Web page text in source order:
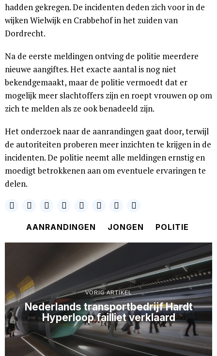
hadden gekregen. De incidenten deden zich voor in de
wijken Wielwijk en Crabbehof in het zuiden van
Dordrecht.
Na de eerste meldingen ontving de politie meerdere
nieuwe aangiftes. Het exacte aantal is nog niet
bekendgemaakt, maar de politie vermoedt dat er
mogelijk meer slachtoffers zijn en roept vrouwen op om
zich te melden als ze ook benadeeld zijn.
Het onderzoek naar de aanrandingen gaat door, terwijl
de autoriteiten proberen meer inzichten te krijgen in de
incidenten. De politie neemt alle meldingen ernstig en
moedigt betrokkenen aan om eventuele ervaringen te
delen.
AANRANDINGEN JONGEN POLITIE
VORIG ARTIKEL
Nederlands transportbedrijf Hardt
Hyperloop failliet verklaard